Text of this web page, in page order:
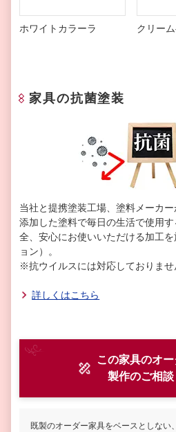
ホワイトカラーラ クリー
家具の抗菌塗装
当社と提携塗装工場、塗料メーカ
添加した塗料で毎日の生活で使用
全、安心にお使いいただける加工
ョン）。
※抗ウイルスには対応しておりませ
詳しくはこちら
この家具のオ
製作のご相
既製のオーダー家具をベースとしない